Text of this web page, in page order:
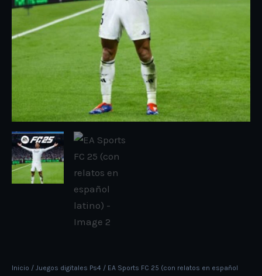
Inicio / Juegos digitales Ps4 / EA Sports FC 25 (con relatos en español